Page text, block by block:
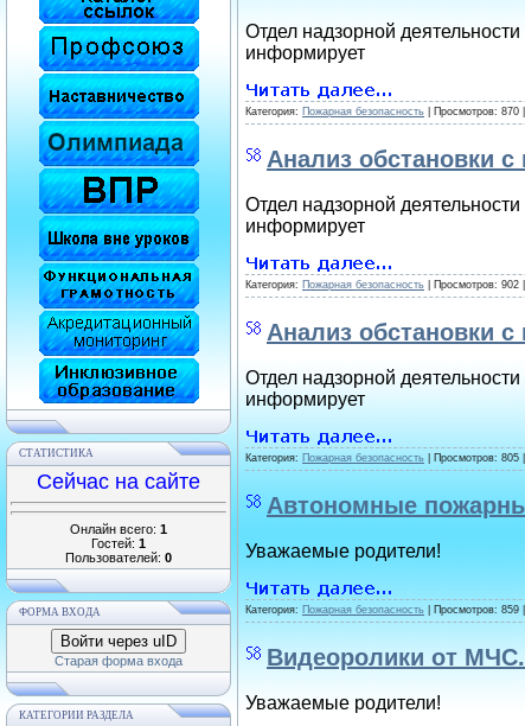
СТАТИСТИКА
Сейчас на сайте
Онлайн всего: 1
Гостей: 1
Пользователей: 0
ФОРМА ВХОДА
Войти через uID
Старая форма входа
КАТЕГОРИИ РАЗДЕЛА
Отдел надзорной
информирует
Категория: Пожарная безопасность | Просмотров: 870
Анализ обстановки
Отдел надзорной
информирует
Категория: Пожарная безопасность | Просмотров: 902
Анализ обстановки
Отдел надзорной
информирует
Категория: Пожарная безопасность | Просмотров: 805
Автономные
Уважаемые родители!
Категория: Пожарная безопасность | Просмотров: 859
Видеоролики от
Уважаемые родители!